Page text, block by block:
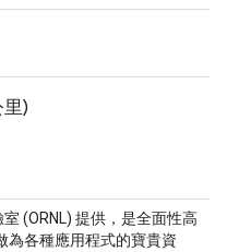
里)
(ORNL) 提供，是全面性高
為各種應用程式的寶貴資